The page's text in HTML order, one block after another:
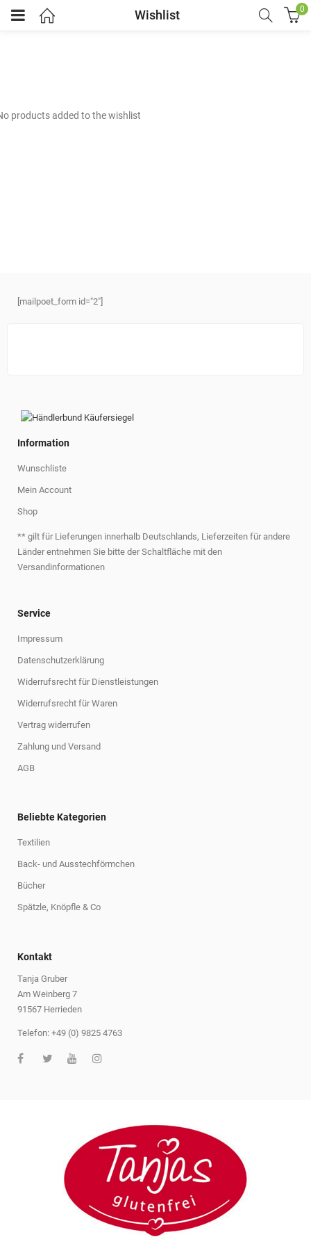
Wishlist 0
products added to the wishlist
[mailpoet_form id="2"]
Information
Wunschliste
Mein Account
Shop
** gilt für Lieferungen innerhalb Deutschlands, Lieferzeiten für andere
Länder entnehmen Sie bitte der Schaltfläche mit den
Versandinformationen
Service
Impressum
Datenschutzerklärung
Widerrufsrecht für Dienstleistungen
Widerrufsrecht für Waren
Vertrag widerrufen
Zahlung und Versand
AGB
Beliebte Kategorien
Textilien
Back- und Ausstechförmchen
Bücher
Spätzle, Knöpfle & Co
Kontakt
Tanja Gruber
Am Weinberg 7
91567 Herrieden
Telefon: +49 (0) 9825 4763